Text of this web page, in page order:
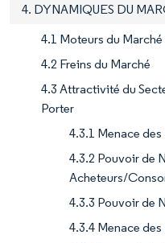
4. DYNAMIQUES DU
4.1 Moteurs du Marché
4.2 Freins du Marché
4.3 Attractivité du
Porter
4.3.1 Menace
4.3.2 Pouvoir de
Acheteurs/
4.3.3 Pouvoir de
4.3.4 Menace